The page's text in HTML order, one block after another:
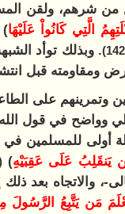
من شرهم، ولقن
الَّتِي كَانُواْ عَلَيْهَا)
. وبذلك توأد
ومقاومته قبل
وتمرينهم على
وواضح في قول
أولى للمسلمين في
يَنقَلِبُ عَلَى عَقِبَيْهِ)
، والاتجاه بعد
مَن يَتَّبِعُ